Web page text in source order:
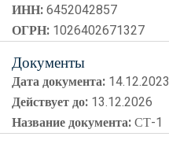
ИНН:6452042857
ОГРН: 1026402671327
Документы
Дата документа: 14.12.2023
Действует до: 13.12.2026
Название документа:СТ-1